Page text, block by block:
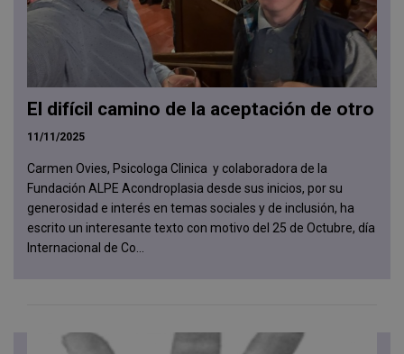
El difícil camino de la aceptación de otro
11/11/2025
Carmen Ovies, Psicologa Clinica y colaboradora de la
Fundación ALPE Acondroplasia desde sus inicios, por su
generosidad e interés en temas sociales y de inclusión, ha
escrito un interesante texto con motivo del 25 de Octubre, día
Internacional de Co...